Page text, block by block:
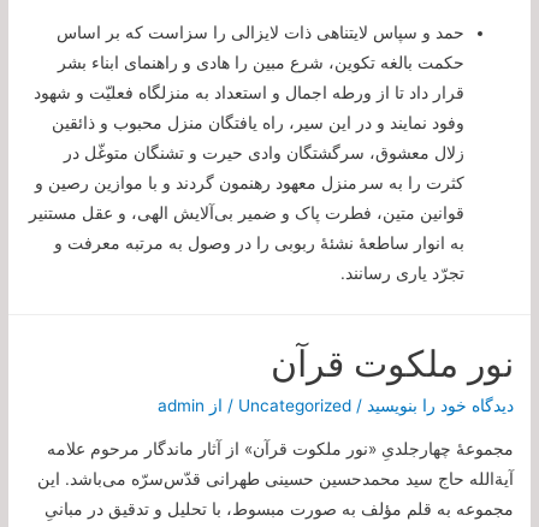
حمد و سپاس لایتناهی ذات لایزالی را سزاست که بر اساس
حکمت بالغه تکوین، شرع مبین را هادی و راهنمای ابناء بشر
قرار داد تا از ورطه اجمال و استعداد به منزلگاه فعلیّت و شهود
وفود نمایند و در این سیر، راه یافتگان منزل محبوب و ذائقین
زلال معشوق، سرگشتگان وادی حیرت و تشنگان متوغّل در
کثرت را به سر منزل معهود رهنمون گردند و با موازین رصین و
قوانین متین، فطرت پاک و ضمیر بی‌آلایش الهی، و عقل مستنیر
به انوار ساطعۀ نشئۀ ربوبی را در وصول به مرتبه معرفت و
تجرّد یاری رسانند.
نور ملکوت قرآن
دیدگاه‌ خود را بنویسید /
Uncategorized / از admin
مجموعۀ چهار‌جلدیِ «نور ملکوت قرآن» از آثار ماندگار مرحوم علامه
آیة‌الله حاج سید محمدحسین حسینی طهرانی قدّس‌سرّه می‌باشد. این
مجموعه به قلم مؤلف به صورت مبسوط، با تحلیل و تدقیق در مبانیِ